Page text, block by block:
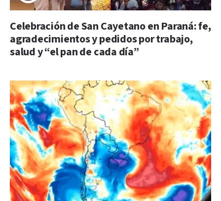
Celebración de San Cayetano en Paraná: fe,
agradecimientos y pedidos por trabajo,
salud y “el pan de cada día”